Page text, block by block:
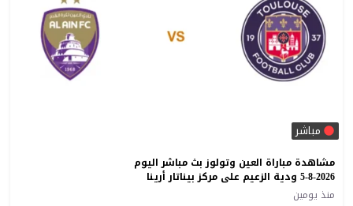
مباشر
مشاهدة مباراة العين وتولوز بث مباشر اليوم
5-8-2026 ودية الزعيم على مركز بيناتار أرينا
منذ يومين